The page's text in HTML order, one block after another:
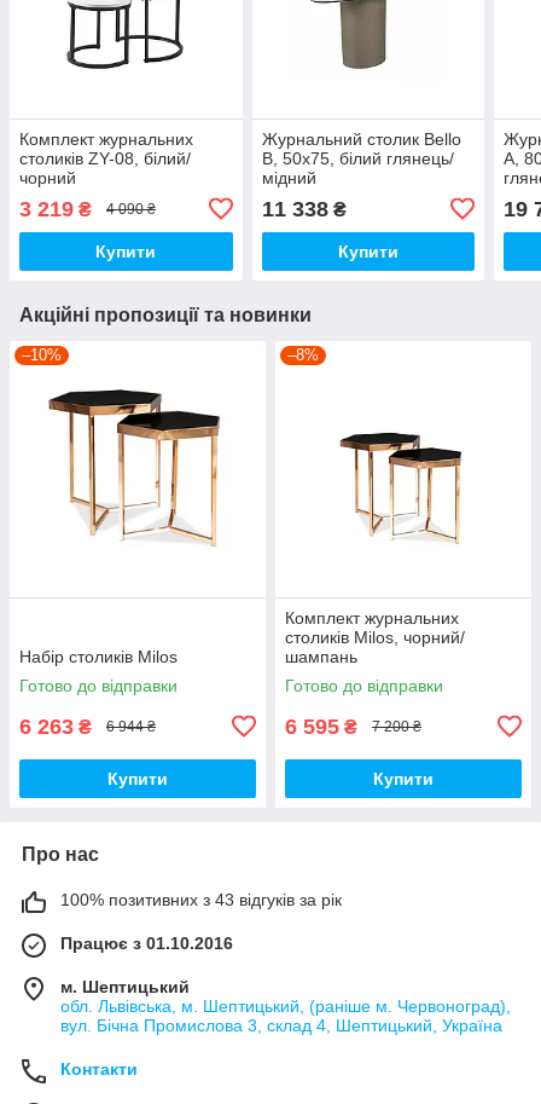
Комплект журнальних
столиків ZY-08, білий/
чорний
3 219 ₴ 4 090 ₴
Купити
Журнальний столик Bello
B, 50x75, білий глянець/
мідний
11 338₴
Купити
A,
19
Акційні пропозиції та новинки
–10%
Набір столиків Milos
Готово до відправки
6 263 ₴ 6 944 ₴
Купити
–8%
Комплект журнальних
столиків Milos, чорний/
шампань
Готово до відправки
6 595 ₴ 7 200 ₴
Купити
Про нас
100% позитивних з 43 відгуків за рік
Працює з 01.10.2016
м. Шептицький
обл. Львівська, м. Шептицький, (раніше м. Червоноград),
вул. Бічна Промислова 3, склад 4, Шептицький, Україна
Контакти